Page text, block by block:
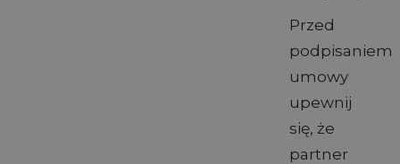
Przed
podpisaniem
umowy
upewnij
się, że
partner